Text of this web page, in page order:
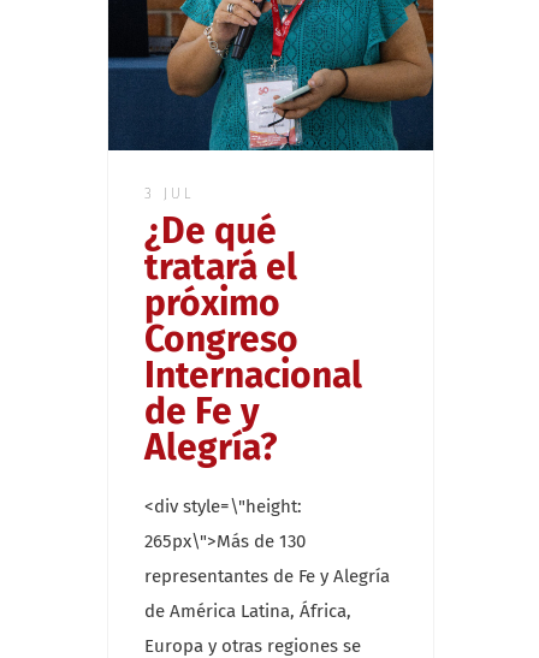
3 JUL
¿De qué
tratará el
próximo
Congreso
Internacional
de Fe y
Alegría?
<div style=\"height:
265px\">Más de 130
representantes de Fe y Alegría
de América Latina, África,
Europa y otras regiones se